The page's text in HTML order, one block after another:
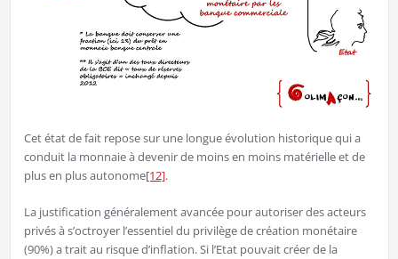
Cet état de fait repose sur une longue évolution historique qui a
conduit la monnaie à devenir de moins en moins matérielle et de
plus en plus autonome[12].
La justification généralement avancée pour autoriser des acteurs
privés à s’octroyer l’essentiel du privilège de création monétaire
(90%) a trait au risque d’inflation. Si l’Etat pouvait créer de la